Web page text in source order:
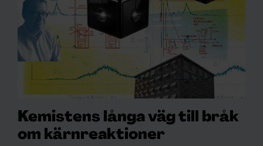
Kemistens långa väg till bråk
om kärnreaktioner